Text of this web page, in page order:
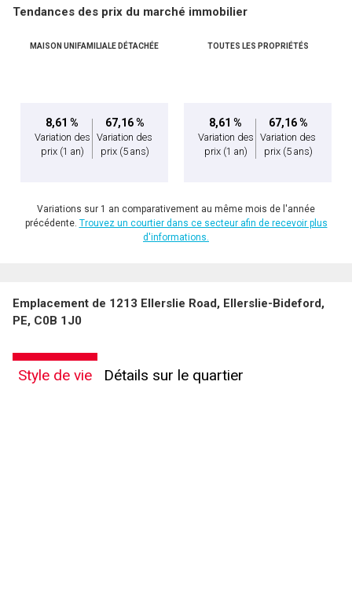
Téléphone
vous nous fournissez l'autorisation écrite de communiquer avec vous.
Tendances des prix du marché immobilier
MAISON UNIFAMILIALE DÉTACHÉE
8,61 %
Variation des
prix (1 an)
67,16 %
Variation des
prix (5 ans)
TOUTES LES PROPRIÉTÉS
8,61 %
Variation des
prix (1 an)
67,16 %
Variation des
prix (5 ans)
Variations sur 1 an comparativement au même mois de l'année
précédente. Trouvez un courtier dans ce secteur afin de recevoir plus
d'informations.
Emplacement de 1213 Ellerslie Road, Ellerslie-Bideford,
PE, C0B 1J0
Style de vie Détails sur le quartier